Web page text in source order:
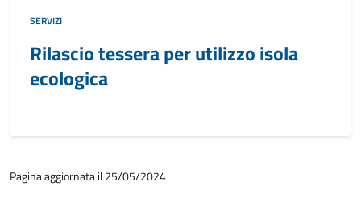
SERVIZI
Rilascio tessera per utilizzo isola
ecologica
Pagina aggiornata il 25/05/2024